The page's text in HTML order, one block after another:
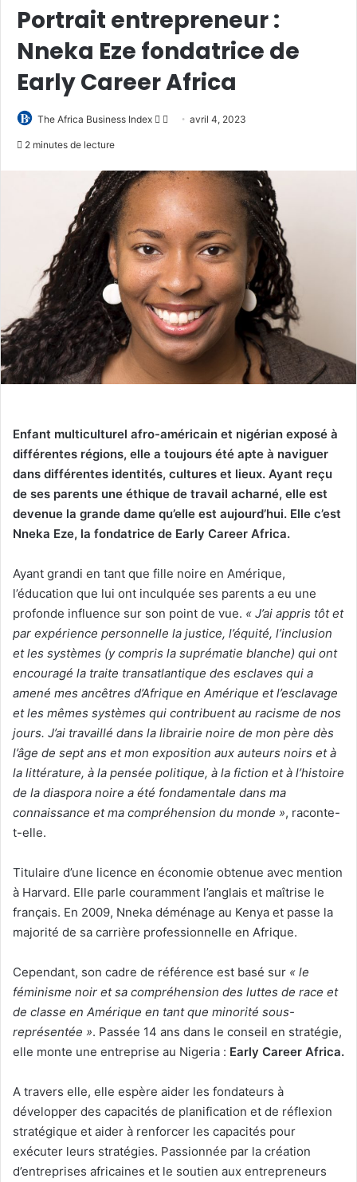
Portrait entrepreneur :
Nneka Eze fondatrice de
Early Career Africa
The Africa Business Index
Follow
Envoyeravril 4, 2023
2 minutes de lecture
Enfant multiculturel afro-américain et nigérian exposé à
différentes régions, elle a toujours été apte à naviguer
dans différentes identités, cultures et lieux. Ayant reçu
de ses parents une éthique de travail acharné, elle est
devenue la grande dame qu’elle est aujourd’hui. Elle c’est
Nneka Eze, la fondatrice de Early Career Africa.
Ayant grandi en tant que fille noire en Amérique,
l’éducation que lui ont inculquée ses parents a eu une
profonde influence sur son point de vue. « J’ai appris tôt et
par expérience personnelle la justice, l’équité, l’inclusion
et les systèmes (y compris la suprématie blanche) qui ont
encouragé la traite transatlantique des esclaves qui a
amené mes ancêtres d’Afrique en Amérique et l’esclavage
et les mêmes systèmes qui contribuent au racisme de nos
jours. J’ai travaillé dans la librairie noire de mon père dès
l’âge de sept ans et mon exposition aux auteurs noirs et à
la littérature, à la pensée politique, à la fiction et à l’histoire
de la diaspora noire a été fondamentale dans ma
connaissance et ma compréhension du monde », raconte-
t-elle.
Titulaire d’une licence en économie obtenue avec mention
à Harvard. Elle parle couramment l’anglais et maîtrise le
français. En 2009, Nneka déménage au Kenya et passe la
majorité de sa carrière professionnelle en Afrique.
Cependant, son cadre de référence est basé sur « le
féminisme noir et sa compréhension des luttes de race et
de classe en Amérique en tant que minorité sous-
représentée ». Passée 14 ans dans le conseil en stratégie,
elle monte une entreprise au Nigeria : Early Career Africa.
A travers elle, elle espère aider les fondateurs à
développer des capacités de planification et de réflexion
stratégique et aider à renforcer les capacités pour
exécuter leurs stratégies. Passionnée par la création
d’entreprises africaines et le soutien aux entrepreneurs